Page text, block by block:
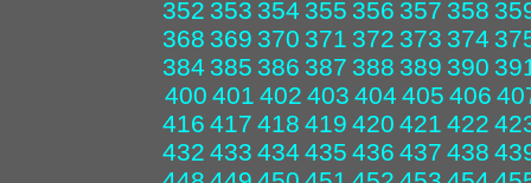
352 353 354 355 356 357 358
368 369 370 371 372 373 374
384 385 386 387 388 389 390
400 401 402 403 404 405 406
416 417 418 419 420 421 422
432 433 434 435 436 437 438